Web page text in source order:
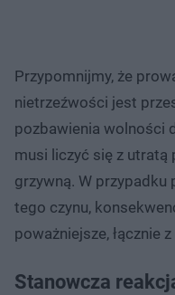
Przypomnijmy, że
nietrzeźwości jest
pozbawienia wolności
musi liczyć się z utratą
grzywną. W przypadku
tego czynu,
poważniejsze, łącznie
Stanowcza